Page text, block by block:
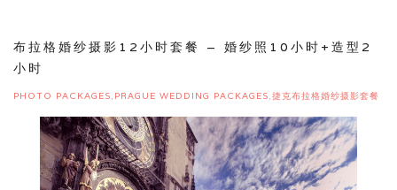
布拉格10小时套餐
布拉格7小时套餐
最浪漫白城堡套餐
布拉格婚纱摄影12小时套餐 – 婚纱照10小时+造型2
小时
PHOTO PACKAGES, PRAGUE WEDDING PACKAGES,捷克布拉格婚纱摄影套餐